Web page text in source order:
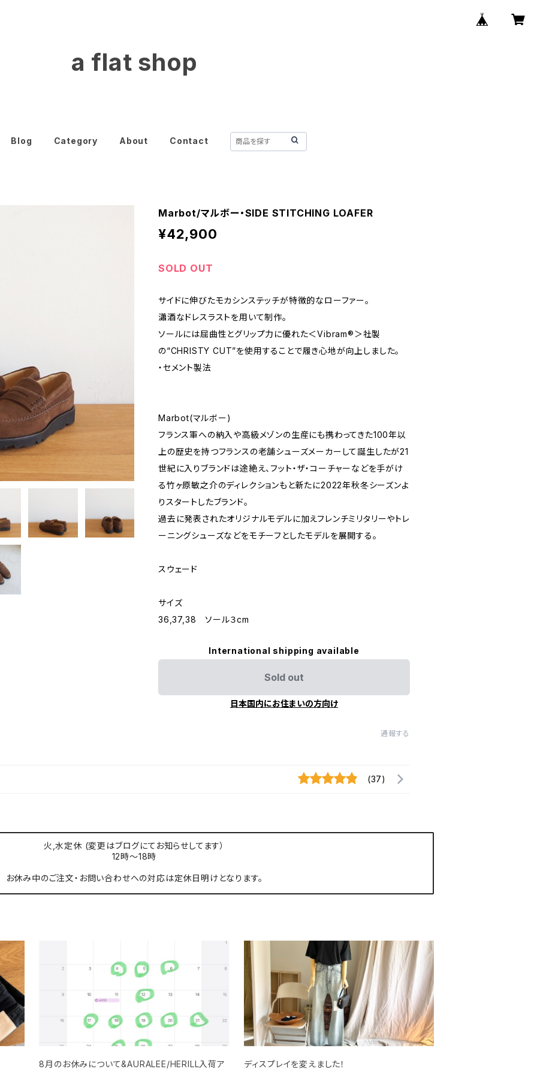
a flat shop
Blog Category About Contact
Marbot/マルボー・SIDE STITCHING LOAFER
¥42,900
SOLD OUT
サイドに伸びたモカシンステッチが特徴的なローファー。
瀟酒なドレスラストを用いて制作。
ソールには屈曲性とグリップ力に優れた＜Vibram®＞社製
の“CHRISTY CUT”を使用することで履き心地が向上しました。
・セメント製法
Marbot(マルボー)
フランス軍への納入や高級メゾンの生産にも携わってきた100年以
上の歴史を持つフランスの老舗シューズメーカーして誕生したが21
世紀に入りブランドは途絶え、フット・ザ・コーチャーなどを手がけ
る竹ヶ原敏之介のディレクションもと新たに2022年秋冬シーズンよ
りスタートしたブランド。
過去に発表されたオリジナルモデルに加えフレンチミリタリーやトレ
ーニングシューズなどをモチーフとしたモデルを展開する。
スウェード
サイズ
36,37,38 ソール３cm
International shipping available
Sold out
日本国内にお住まいの方向け
通報する
(37)
火,水定休 (変更はブログにてお知らせしてます）
12時〜18時
お休み中のご注文・お問い合わせへの対応は定休日明けとなります。
8月のお休みについて&AURALEE/HERILL入荷ア
ディスプレイを変えました！